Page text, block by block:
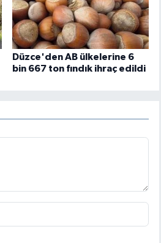
Düzce'den AB ülkelerine 6
bin 667 ton fındık ihraç edildi